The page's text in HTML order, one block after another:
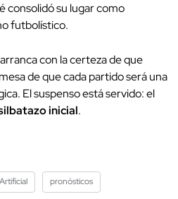
consolidó su lugar como
futbolístico.
arranca con la certeza de que
de que cada partido será una
El suspenso está servido: el
inicial.
pronósticos